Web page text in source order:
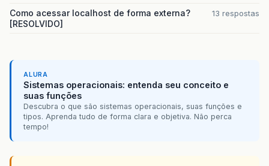
Como acessar localhost de forma externa?
[RESOLVIDO]
13 respostas
ALURA
Sistemas operacionais: entenda seu conceito e
suas funções
Descubra o que são sistemas operacionais, suas funções e
tipos. Aprenda tudo de forma clara e objetiva. Não perca
tempo!